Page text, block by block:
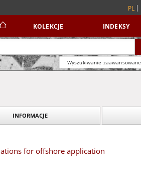
PL
KOLEKCJE INDEKSY
Wyszukiwanie zaawansowane
INFORMACJE
for offshore application